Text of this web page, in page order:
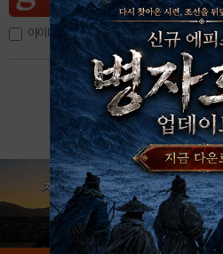
아이디, 이메일 저장
아이디 / 비밀번호 찾기